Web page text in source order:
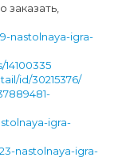
заказать,
nastolnaya-igra-
id/30215376/
igra-
nastolnaya-igra-